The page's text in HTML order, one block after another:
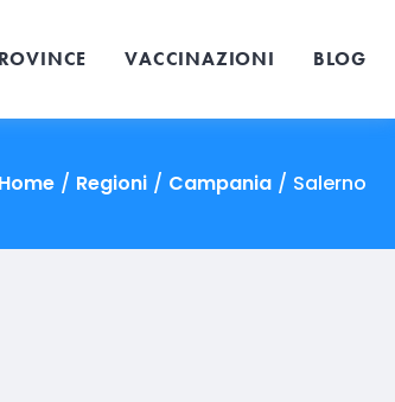
VACCINAZIONI BLOG
Home / Regioni / Campania / Salerno